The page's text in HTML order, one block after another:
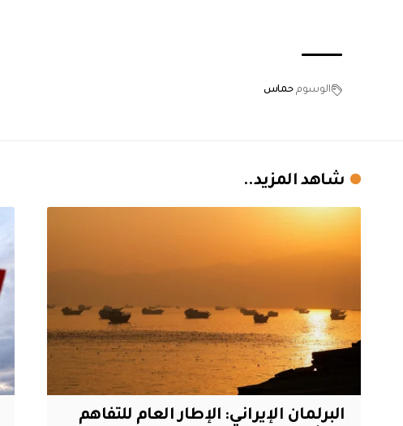
الوسوم حماس
شاهد المزيد..
البرلمان الإيراني: الإطار العام للتفاهم